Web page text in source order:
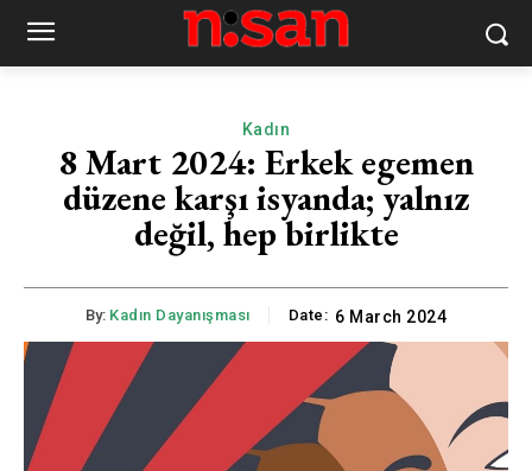
Kadın
8 Mart 2024: Erkek egemen
düzene karşı isyanda; yalnız
değil, hep birlikte
By: Kadın Dayanışması Date: 6 March 2024